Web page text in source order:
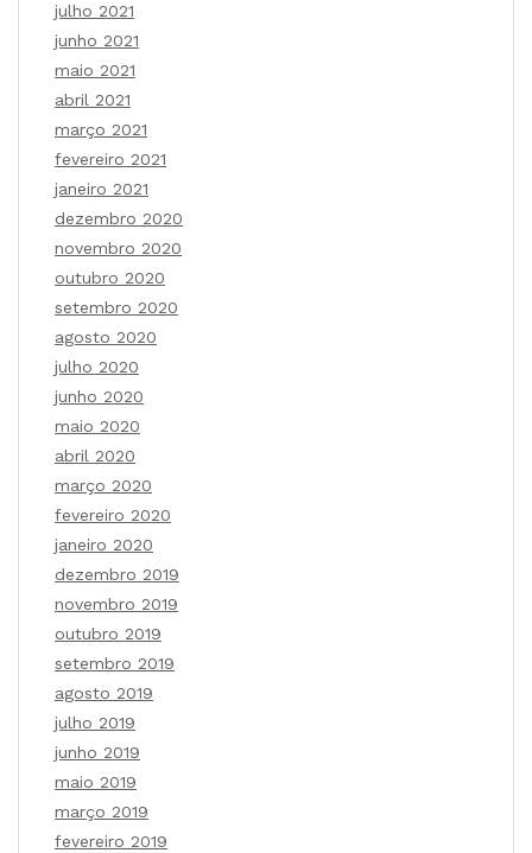
julho 2021
junho 2021
maio 2021
abril 2021
março 2021
fevereiro 2021
janeiro 2021
dezembro 2020
novembro 2020
outubro 2020
setembro 2020
agosto 2020
julho 2020
junho 2020
maio 2020
abril 2020
março 2020
fevereiro 2020
janeiro 2020
dezembro 2019
novembro 2019
outubro 2019
setembro 2019
agosto 2019
julho 2019
junho 2019
maio 2019
março 2019
fevereiro 2019